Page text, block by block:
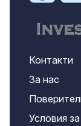
Контакти
За нас
Условия